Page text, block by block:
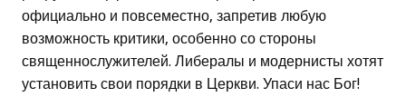
официально и повсеместно, запретив любую
возможность критики, особенно со стороны
священнослужителей. Либералы и модернисты хотят
установить свои порядки в Церкви. Упаси нас Бог!